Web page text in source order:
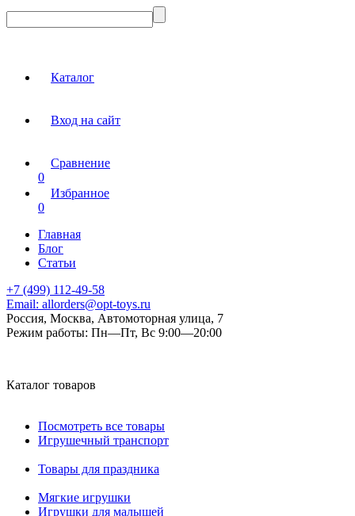
Каталог
Вход на сайт
Сравнение
0
Избранное
0
Главная
Блог
Статьи
+7 (499) 112-49-58
Email: allorders@opt-toys.ru
Россия, Москва, Автомоторная улица, 7
Режим работы: Пн—Пт, Вс 9:00—20:00
Каталог товаров
Посмотреть все товары
Игрушечный транспорт
Товары для праздника
Мягкие игрушки
Игрушки для малышей